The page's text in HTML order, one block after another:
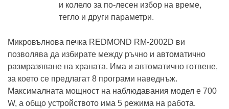
и колело за по-лесен избор на време,
тегло и други параметри.
Микровълнова печка REDMOND RM-2002D ви
позволява да избирате между ръчно и автоматично
размразяване на храната. Има и автоматично готвене,
за което се предлагат 8 програми наведнъж.
Максималната мощност на наблюдавания модел е 700
W, а общо устройството има 5 режима на работа.